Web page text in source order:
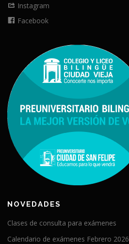
Instagram
Facebook
NOVEDADES
Clases de consulta para exámenes
Calendario de exámenes Febrero 2026